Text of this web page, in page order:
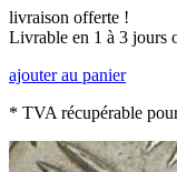
livraison offerte !
Livrable en 1 à 3 jours
ajouter au panier
* TVA récupérable